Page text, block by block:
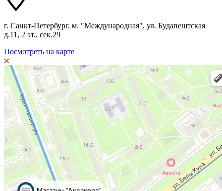
г. Санкт-Петербург, м. "Международная", ул. Будапештская
д.11, 2 эт., сек.29
Посмотреть на карте